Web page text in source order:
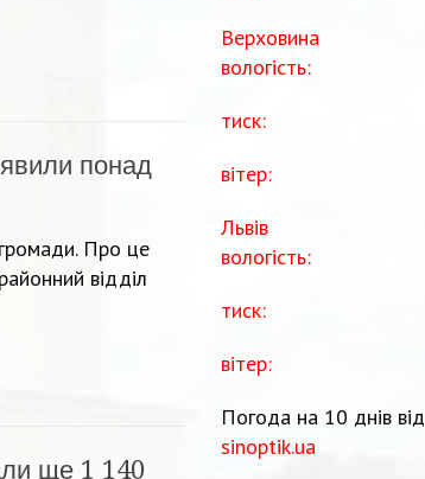
понад
Про це
відділ
ще 1 140
Верховина
вологість:
тиск:
вітер:
Львів
вологість:
тиск:
вітер:
Погода на 10 днів від
sinoptik.ua